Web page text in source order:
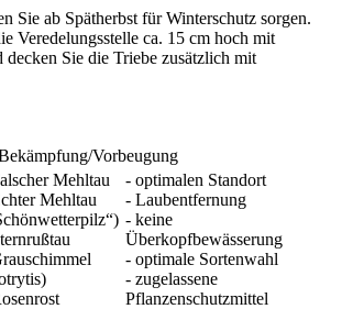
Sie ab Spätherbst für Winterschutz sorgen.
Veredelungsstelle ca. 15 cm hoch mit
decken Sie die Triebe zusätzlich mit
Vorbeugung
Mehltau
Mehltau
- optimalen Standort
- Laubentfernung
- keine
Überkopfbewässerung
- optimale Sortenwahl
- zugelassene
Pflanzenschutzmittel